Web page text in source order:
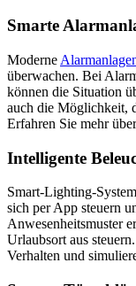
Smarte
Moderne
überwachen. Bei
können die Situation
auch die Möglichkeit,
Erfahren Sie mehr über
Intelligente
Smart-Lighting-
sich per App steuern
Anwesenheitsmuster
Urlaubsort aus
Verhalten und